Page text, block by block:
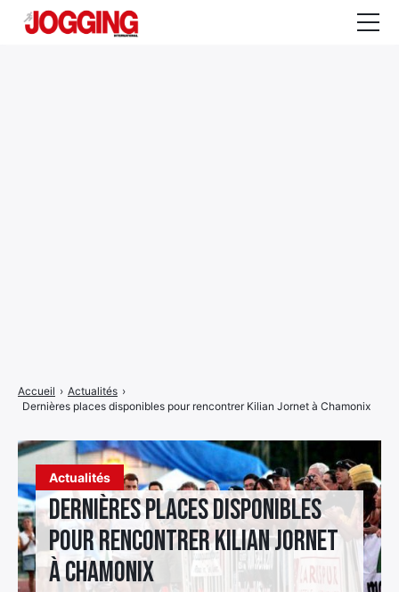
Actualités
Dernières places disponibles
pour rencontrer Kilian Jornet
à Chamonix
Accueil › Actualités ›
Dernières places disponibles pour rencontrer Kilian Jornet à Chamonix
de
menu
Élément
de
menu
Élément
de
menu